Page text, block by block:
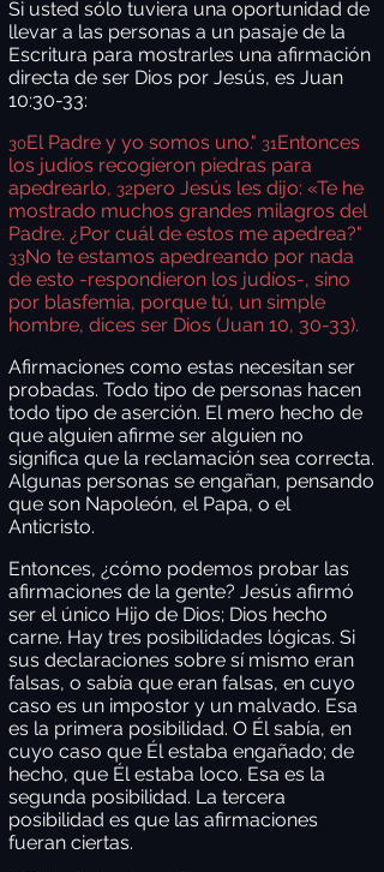
Si usted sólo tuviera una oportunidad de
llevar a las personas a un pasaje de la
Escritura para mostrarles una afirmación
directa de ser Dios por Jesús, es Juan
10:30-33:
30El Padre y yo somos uno." 31Entonces
los judíos recogieron piedras para
apedrearlo, 32pero Jesús les dijo: «Te he
mostrado muchos grandes milagros del
Padre. ¿Por cuál de estos me apedrea?"
33No te estamos apedreando por nada
de esto -respondieron los judíos-, sino
por blasfemia, porque tú, un simple
hombre, dices ser Dios (Juan 10, 30-33).
Afirmaciones como estas necesitan ser
probadas. Todo tipo de personas hacen
todo tipo de aserción. El mero hecho de
que alguien afirme ser alguien no
significa que la reclamación sea correcta.
Algunas personas se engañan, pensando
que son Napoleón, el Papa, o el
Anticristo.
Entonces, ¿cómo podemos probar las
afirmaciones de la gente? Jesús afirmó
ser el único Hijo de Dios; Dios hecho
carne. Hay tres posibilidades lógicas. Si
sus declaraciones sobre sí mismo eran
falsas, o sabía que eran falsas, en cuyo
caso es un impostor y un malvado. Esa
es la primera posibilidad. O Él sabía, en
cuyo caso que Él estaba engañado; de
hecho, que Él estaba loco. Esa es la
segunda posibilidad. La tercera
posibilidad es que las afirmaciones
fueran ciertas.